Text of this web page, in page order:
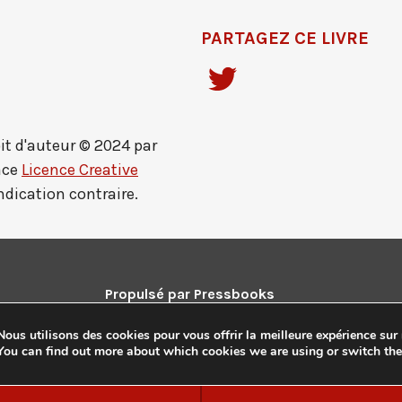
d'auteur © 2024 par
Licence Creative
contraire.
PARTAGEZ CE LIVRE
Propulsé par Pressbooks
utilisons des cookies pour vous offrir la meilleure expérience sur
can find out more about which cookies we are using or switch